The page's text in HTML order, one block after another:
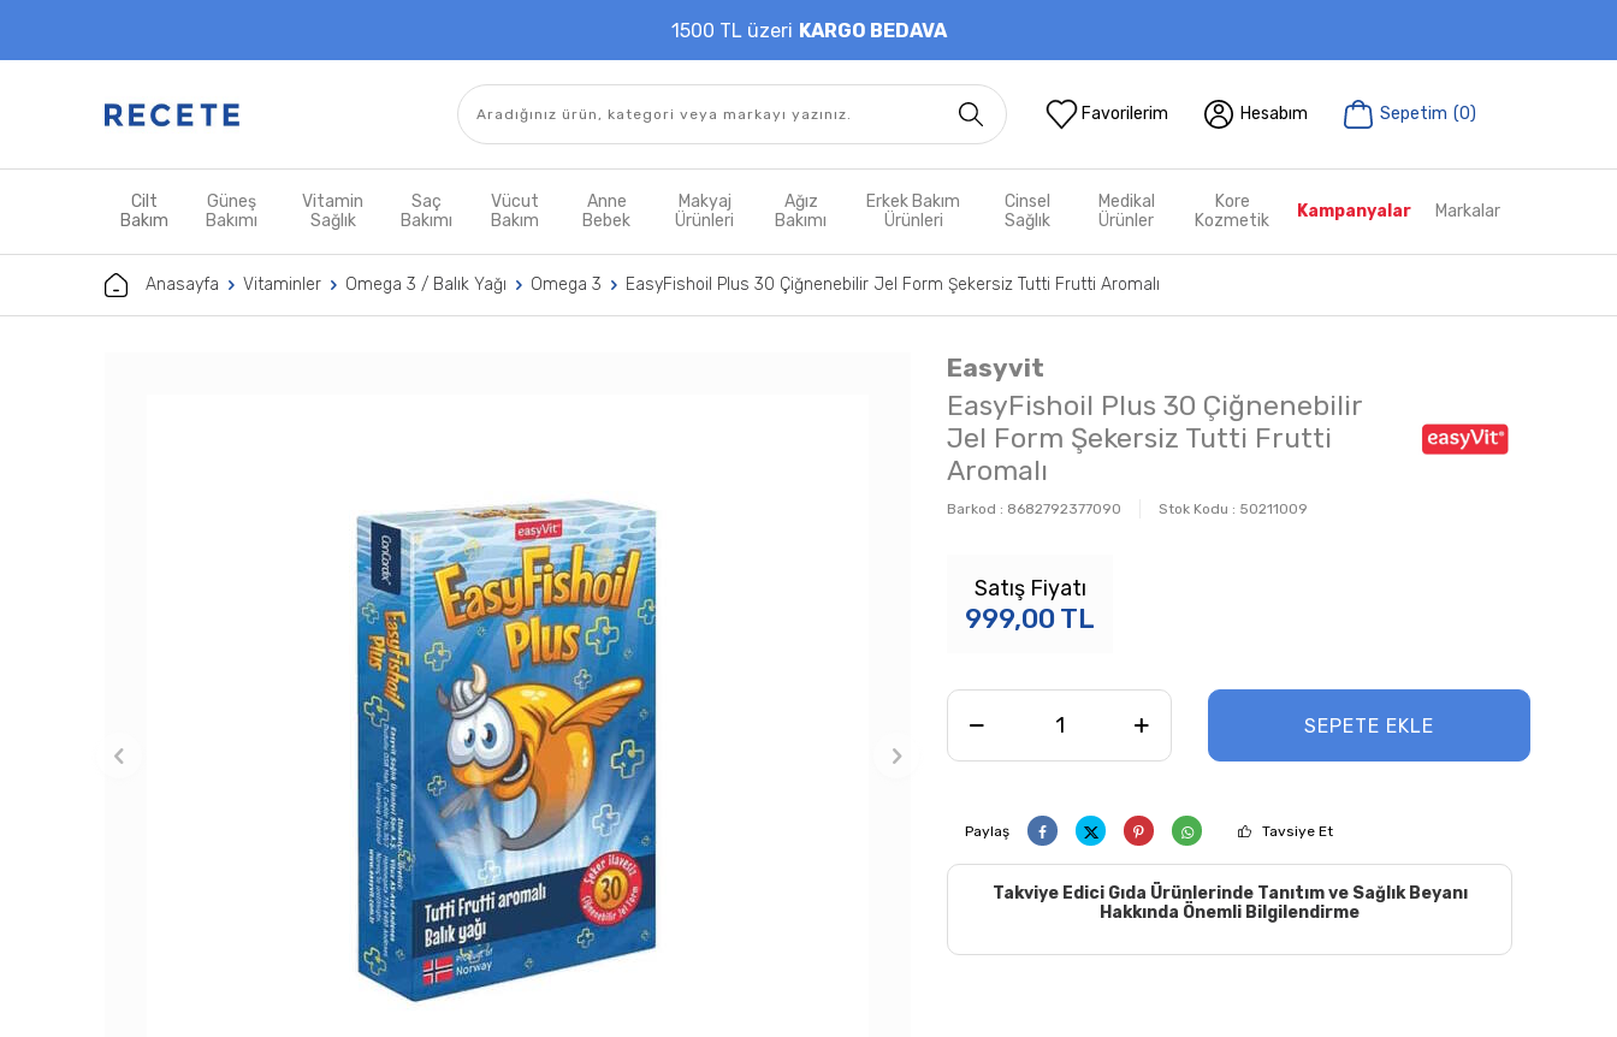
1500 TL üzeri KARGO BEDAVA
Favorilerim Hesabım Sepetim (0)
Cilt
Bakım
Güneş
Bakımı
Vitamin
Sağlık
Saç
Bakımı
Vücut
Bakım
Anne
Bebek
Makyaj
Ürünleri
Ağız
Bakımı
Erkek Bakım
Ürünleri
Cinsel
Sağlık
Medikal
Ürünler
Kore
Kozmetik
Kampanyalar Markalar
Anasayfa Vitaminler Omega 3 / Balık Yağı Omega 3 EasyFishoil Plus 30 Çiğnenebilir Jel Form Şekersiz Tutti Frutti Aromalı
Easyvit
EasyFishoil Plus 30 Çiğnenebilir
Jel Form Şekersiz Tutti Frutti
Aromalı
Barkod : 8682792377090 Stok Kodu : 50211009
Satış Fiyatı
999,00 TL
SEPETE EKLE
Paylaş Tavsiye Et
Takviye Edici Gıda Ürünlerinde Tanıtım ve Sağlık Beyanı
Hakkında Önemli Bilgilendirme